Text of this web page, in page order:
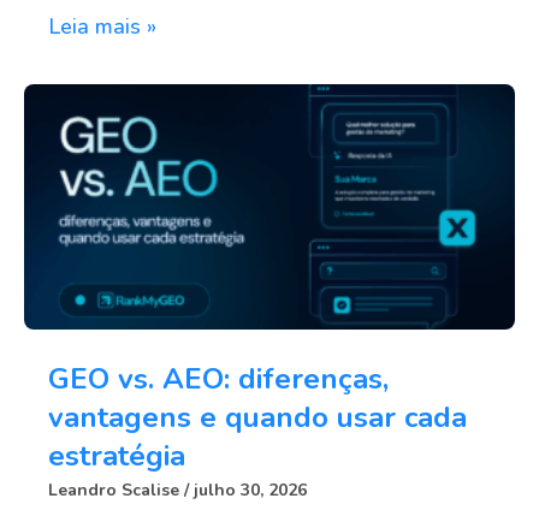
Leia mais »
GEO vs. AEO: diferenças,
vantagens e quando usar cada
estratégia
Leandro Scalise julho 30, 2026